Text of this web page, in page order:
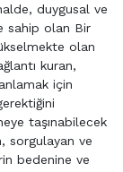
duygusal ve
sahip olan Bir
olan
kuran,
için
taşınabilecek
sorgulayan ve
bedenine ve